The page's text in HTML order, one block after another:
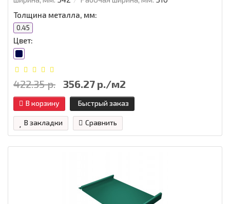
Толщина металла, мм:
0.45
Цвет:
422.35 р. 356.27 р./м2
В корзину Быстрый заказ
В закладки Сравнить